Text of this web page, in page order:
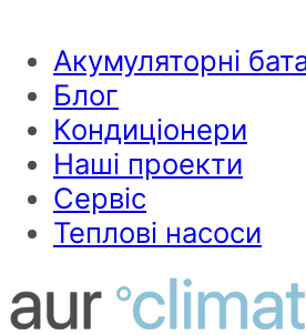
Акумуляторні
Блог
Кондиціонери
Наші проекти
Сервіс
Теплові насоси